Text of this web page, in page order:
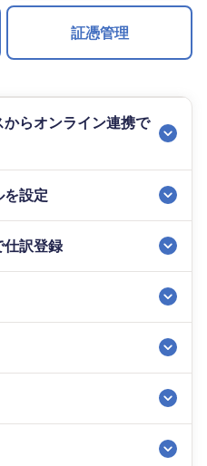
証憑管理
からオンライン連携で
設定
仕訳登録